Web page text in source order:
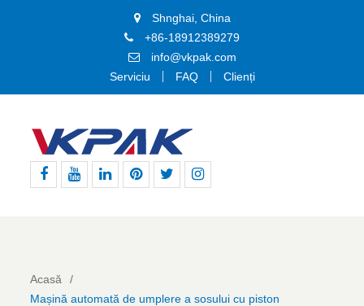
Shnghai, China
+86-18912389279
info@vkpak.com
Serviciu
FAQ Clienți
Acasă
Mașină automată de umplere a sosului cu piston